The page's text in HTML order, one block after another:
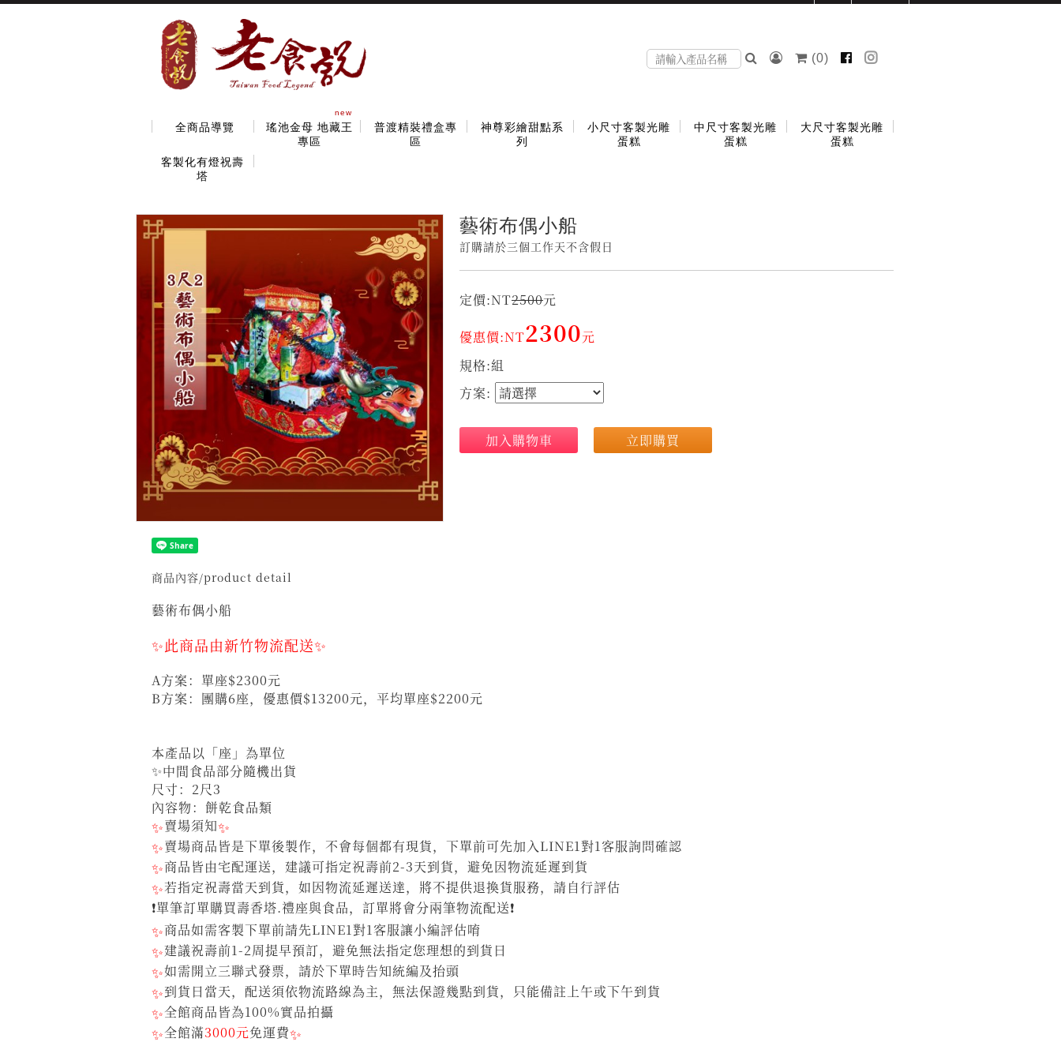
(0)
全商品導覽
new
瑤池金母 地藏王
專區
普渡精裝禮盒專
區
神尊彩繪甜點系
列
小尺寸客製光雕
蛋糕
中尺寸客製光雕
蛋糕
大尺寸客製光雕
蛋糕
客製化有燈祝壽
塔
藝術布偶小船
訂購請於三個工作天不含假日
定價:NT2500元
優惠價:NT2300元
規格:組
方案:
加入購物車 立即購買
商品內容/product detail
藝術布偶小船
✨此商品由新竹物流配送✨
A方案：單座$2300元
B方案：團購6座，優惠價$13200元，平均單座$2200元
本產品以「座」為單位
✨中間食品部分隨機出貨
尺寸：2尺3
內容物：餅乾食品類
✨賣場須知✨
✨賣場商品皆是下單後製作，不會每個都有現貨，下單前可先加入LINE1對1客服詢問確認
✨商品皆由宅配運送，建議可指定祝壽前2-3天到貨，避免因物流延遲到貨
✨若指定祝壽當天到貨，如因物流延遲送達，將不提供退換貨服務，請自行評估
❗單筆訂單購買壽香塔.禮座與食品，訂單將會分兩筆物流配送❗
✨商品如需客製下單前請先LINE1對1客服讓小編評估唷
✨建議祝壽前1-2周提早預訂，避免無法指定您理想的到貨日
✨如需開立三聯式發票，請於下單時告知統編及抬頭
✨到貨日當天，配送須依物流路線為主，無法保證幾點到貨，只能備註上午或下午到貨
✨全館商品皆為100%實品拍攝
✨全館滿3000元免運費✨